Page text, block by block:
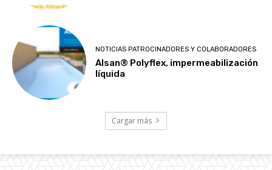
NOTICIAS PATROCINADORES Y COLABORADORES
Alsan® Polyflex, impermeabilización
líquida
Cargar más